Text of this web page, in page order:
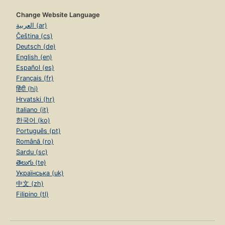
Change Website Language
العربية (ar)
Čeština (cs)
Deutsch (de)
English (en)
Español (es)
Français (fr)
हिंदी (hi)
Hrvatski (hr)
Italiano (it)
한국어 (ko)
Português (pt)
Română (ro)
Sardu (sc)
తెలుగు (te)
Українська (uk)
中文 (zh)
Filipino (tl)